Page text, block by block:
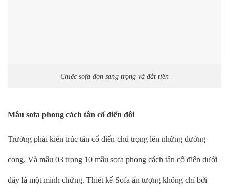
Chiếc sofa đơn sang trọng và đắt tiền
Mẫu sofa phong cách tân cổ điển đôi
Trường phái kiến trúc tân cổ điển chú trọng lên những đường
cong. Và mẫu 03 trong 10 mẫu sofa phong cách tân cổ điển dưới
đây là một minh chứng. Thiết kế Sofa ấn tượng không chỉ bởi